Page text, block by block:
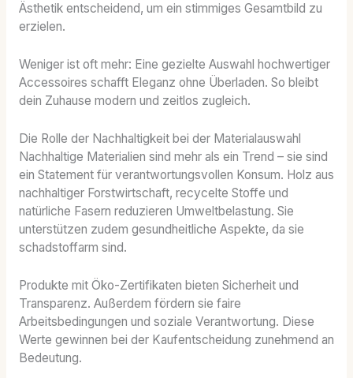
Ästhetik entscheidend, um ein stimmiges Gesamtbild zu
erzielen.
Weniger ist oft mehr: Eine gezielte Auswahl hochwertiger
Accessoires schafft Eleganz ohne Überladen. So bleibt
dein Zuhause modern und zeitlos zugleich.
Die Rolle der Nachhaltigkeit bei der Materialauswahl
Nachhaltige Materialien sind mehr als ein Trend – sie sind
ein Statement für verantwortungsvollen Konsum. Holz aus
nachhaltiger Forstwirtschaft, recycelte Stoffe und
natürliche Fasern reduzieren Umweltbelastung. Sie
unterstützen zudem gesundheitliche Aspekte, da sie
schadstoffarm sind.
Produkte mit Öko-Zertifikaten bieten Sicherheit und
Transparenz. Außerdem fördern sie faire
Arbeitsbedingungen und soziale Verantwortung. Diese
Werte gewinnen bei der Kaufentscheidung zunehmend an
Bedeutung.